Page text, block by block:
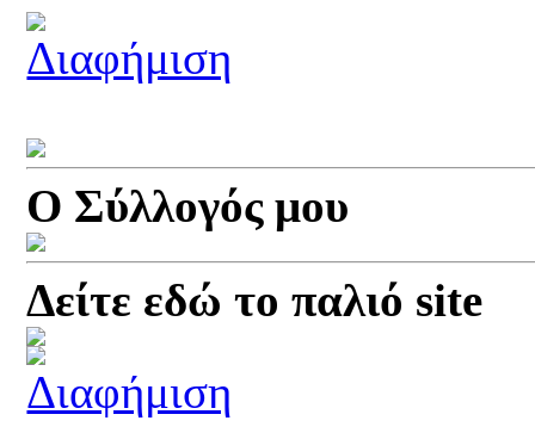
Ο Σύλλογός μου
Δείτε εδώ το παλιό site